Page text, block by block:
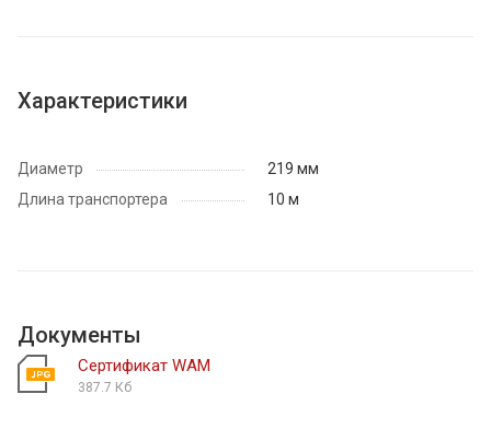
Характеристики
Диаметр
219 мм
Длина транспортера
10 м
Документы
Сертификат WAM
387.7 Кб